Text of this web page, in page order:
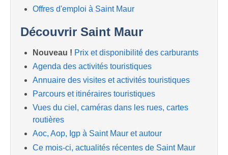
Offres d'emploi à Saint Maur
Découvrir Saint Maur
Nouveau ! Prix et disponibilité des carburants
Agenda des activités touristiques
Annuaire des visites et activités touristiques
Parcours et itinéraires touristiques
Vues du ciel, caméras dans les rues, cartes
routières
Aoc, Aop, Igp à Saint Maur et autour
Ce mois-ci, actualités récentes de Saint Maur